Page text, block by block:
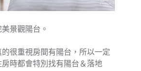
景觀陽台。
很重視房間有陽台，所以一定
時都會特別找有陽台＆落地